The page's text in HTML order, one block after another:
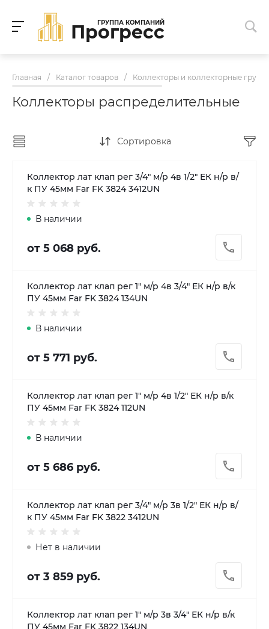
ГРУППА КОМПАНИЙ
Прогресс
Главная / Каталог товаров / Коллекторы и коллекторные
Коллекторы распределительные
Сортировка
Коллектор лат клап рег 3/4" м/р 4в 1/2" ЕК н/р в/
к ПУ 45мм Far FK 3824 3412UN
В наличии
от 5 068 руб.
Коллектор лат клап рег 1" м/р 4в 3/4" ЕК н/р в/к
ПУ 45мм Far FK 3824 134UN
В наличии
от 5 771 руб.
Коллектор лат клап рег 1" м/р 4в 1/2" ЕК н/р в/к
ПУ 45мм Far FK 3824 112UN
В наличии
от 5 686 руб.
Коллектор лат клап рег 3/4" м/р 3в 1/2" ЕК н/р в/
к ПУ 45мм Far FK 3822 3412UN
Нет в наличии
от 3 859 руб.
Коллектор лат клап рег 1" м/р 3в 3/4" ЕК н/р в/к
ПУ 45мм Far FK 3822 134UN